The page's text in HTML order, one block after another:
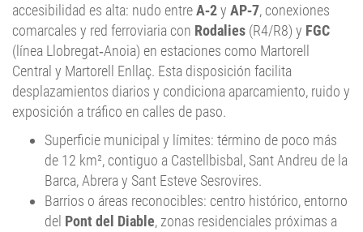
accesibilidad es alta: nudo entreA‑2y AP‑7, conexiones
comarcales y red ferroviaria con Rodalies (R4/R8) y FGC
(línea Llobregat‑Anoia) en estaciones como Martorell
Central y Martorell Enllaç. Esta disposición facilita
desplazamientos diarios y condiciona aparcamiento, ruido y
exposición a tráfico en calles de paso.
Superficie municipal y límites: término de poco más
de 12 km², contiguo a Castellbisbal, Sant Andreu de la
Barca, Abrera y Sant Esteve Sesrovires.
Barrios o áreas reconocibles: centro histórico, entorno
del Pont del Diable, zonas residenciales próximas a